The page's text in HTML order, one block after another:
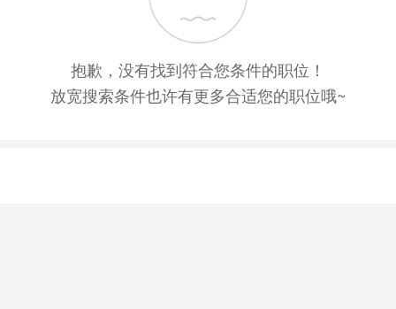
抱歉，没有找到符合您条件的职位！
放宽搜索条件也许有更多合适您的职位哦~